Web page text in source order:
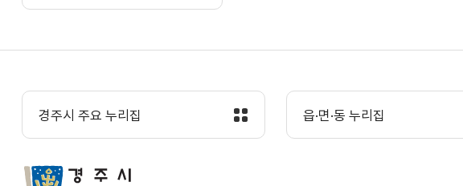
경주시 주요 누리집 읍·면·동 누리집